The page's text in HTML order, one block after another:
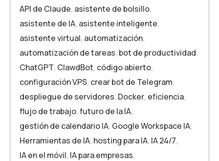
API de Claude, asistente de bolsillo,
asistente de IA, asistente inteligente,
asistente virtual, automatización,
automatización de tareas, bot de productividad,
ChatGPT, ClawdBot, código abierto,
configuración VPS, crear bot de Telegram,
despliegue de servidores, Docker, eficiencia,
flujo de trabajo,futuro de la IA,
gestión de calendario IA, Google Workspace IA,
Herramientas de IA, hosting para IA, IA 24/7,
IA en el móvil, IA para empresas,